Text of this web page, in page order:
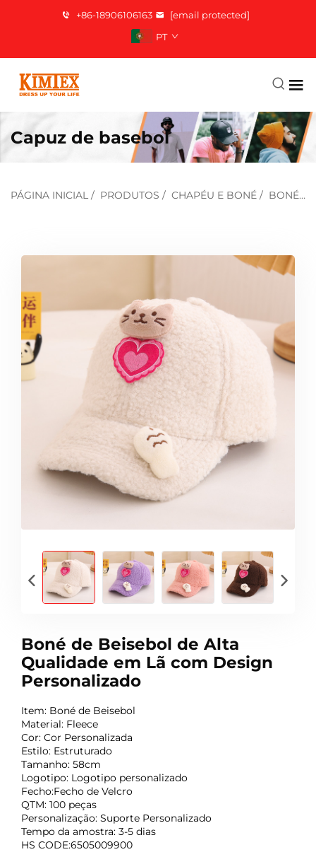
+86-18906106163
[email protected]
PT
Capuz de basebol
PÁGINA INICIAL / PRODUTOS / CHAPÉU E BONÉ / BONÉ DE BEISEBOL
Boné de Beisebol de Alta
Qualidade em Lã com Design
Personalizado
Item: Boné de Beisebol
Material: Fleece
Cor: Cor Personalizada
Estilo: Estruturado
Tamanho: 58cm
Logotipo: Logotipo personalizado
Fecho:Fecho de Velcro
QTM: 100 peças
Personalização: Suporte Personalizado
Tempo da amostra: 3-5 dias
HS CODE:6505009900